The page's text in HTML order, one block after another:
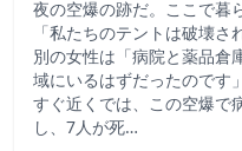
夜の空爆の跡だ。ここで暮
「私たちのテントは破壊さ
別の女性は「病院と薬品倉
域にいるはずだったのです
すぐ近くでは、この空爆で
し、7人が死…